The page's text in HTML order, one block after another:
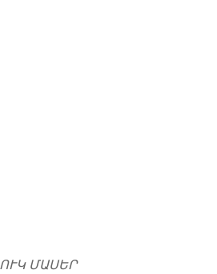
ՄԱՍԵՐ